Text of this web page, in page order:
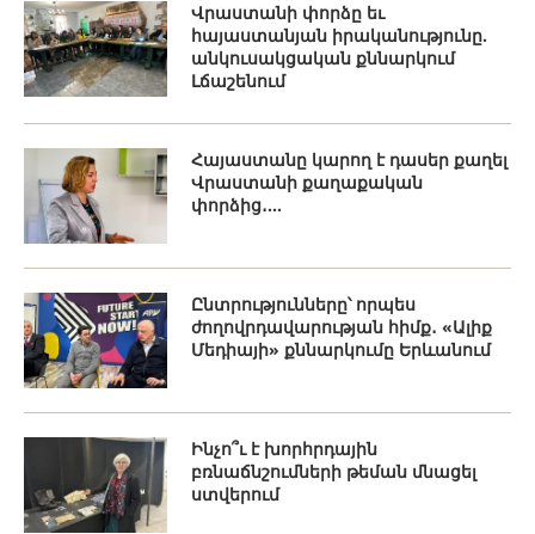
Վրաստանի փորձը եւ
հայաստանյան իրականությունը.
անկուսակցական քննարկում
Լճաշենում
Հայաստանը կարող է դասեր քաղել
Վրաստանի քաղաքական
փորձից․...
Ընտրությունները՝ որպես
ժողովրդավարության հիմք․ «Ալիք
Մեդիայի» քննարկումը Երևանում
Ինչո՞ւ է խորհրդային
բռնաճնշումների թեման մնացել
ստվերում